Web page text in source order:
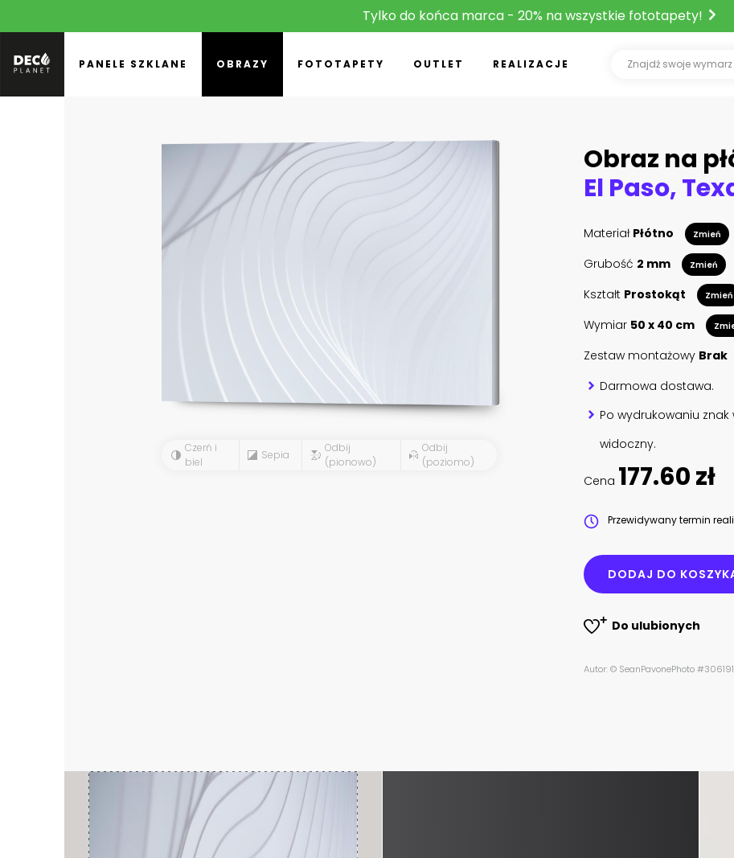
Tylko do końca marca - 20% na wszystkie fototapety!
PANELE SZKLANE OBRAZY FOTOTAPETY OUTLET REALIZACJE
Czerń i
biel
Sepia
Odbij
(pionowo)
Odbij
(poziomo)
Obraz na
Materiał Płótno Zmień
Grubość 2 mm Zmień
Kształt Prostokąt Zmień
Wymiar 50 x 40 cm
Zestaw montażowy Brak
Darmowa dostawa.
Po wydrukowaniu
widoczny.
Cena 177.60 zł
Przewidywany termin
DODAJ DO
Do ulubionych
Autor: © SeanPavonePhoto